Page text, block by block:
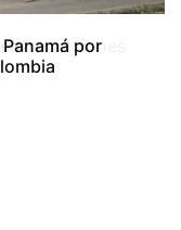
condiciones